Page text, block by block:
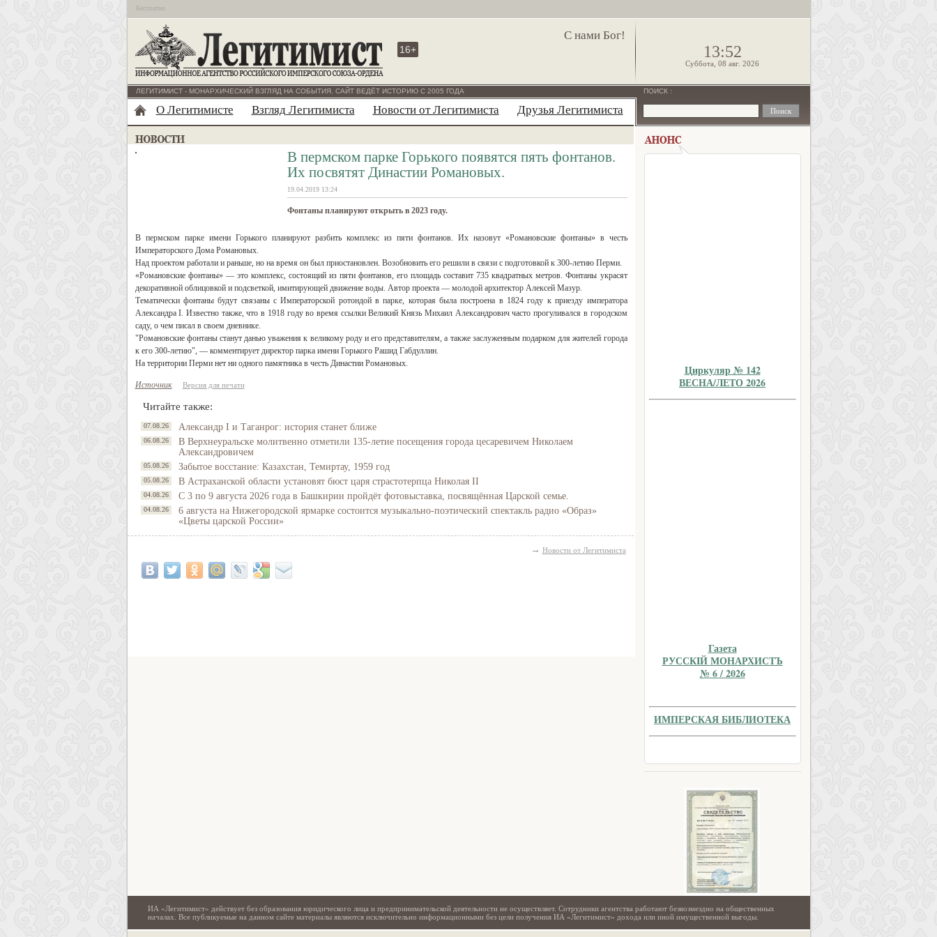
Бесплатно
С нами Бог!
16+ 13:52
Суббота, 08 авг. 2026
ЛЕГИТИМИСТ - МОНАРХИЧЕСКИЙ ВЗГЛЯД НА СОБЫТИЯ. САЙТ ВЕДЁТ ИСТОРИЮ С 2005 ГОДА
О Легитимисте Взгляд Легитимиста Новости от Легитимиста Друзья Легитимиста
В пермском парке Горького появятся пять фонтанов.
Их посвятят Династии Романовых.
19.04.2019 13:24
Фонтаны планируют открыть в 2023 году.
В пермском парке имени Горького планируют разбить комплекс из пяти фонтанов. Их назовут «Романовские фонтаны» в честь
Императорского Дома Романовых.
Над проектом работали и раньше, но на время он был приостановлен. Возобновить его решили в связи с подготовкой к 300-летию Перми.
«Романовские фонтаны» — это комплекс, состоящий из пяти фонтанов, его площадь составит 735 квадратных метров. Фонтаны украсят
декоративной облицовкой и подсветкой, имитирующей движение воды. Автор проекта — молодой архитектор Алексей Мазур.
Тематически фонтаны будут связаны с Императорской ротондой в парке, которая была построена в 1824 году к приезду императора
Александра I. Известно также, что в 1918 году во время ссылки Великий Князь Михаил Александрович часто прогуливался в городском
саду, о чем писал в своем дневнике.
"Романовские фонтаны станут данью уважения к великому роду и его представителям, а также заслуженным подарком для жителей города
к его 300-летию", — комментирует директор парка имени Горького Рашид Габдуллин.
На территории Перми нет ни одного памятника в честь Династии Романовых.
Источник Версия для печати
Читайте также:
07.08.26 Александр I и Таганрог: история станет ближе
06.08.26
В Верхнеуральске молитвенно отметили 135-летие посещения города цесаревичем Николаем
Александровичем
05.08.26 Забытое восстание: Казахстан, Темиртау, 1959 год
05.08.26 В Астраханской области установят бюст царя страстотерпца Николая II
04.08.26 С 3 по 9 августа 2026 года в Башкирии пройдёт фотовыставка, посвящённая Царской семье.
04.08.26
6 августа на Нижегородской ярмарке состоится музыкально-поэтический спектакль радио «Образ»
«Цветы царской России»
→ Новости от Легитимиста
ПОИСК :
Циркуляр № 142
ВЕСНА/ЛЕТО 2026
Газета
РУССКIЙ МОНАРХИСТЪ
№ 6 / 2026
ИМПЕРСКАЯ БИБЛИОТЕКА
ИА «Легитимист» действует без образования юридического лица и предпринимательской деятельности не осуществляет. Сотрудники агентства работают безвозмездно на общественных
началах. Все публикуемые на данном сайте материалы являются исключительно информационными без цели получения ИА «Легитимист» дохода или иной имущественной выгоды.